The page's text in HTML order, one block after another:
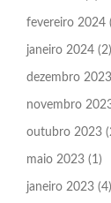
fevereiro 2024
janeiro 2024 (2)
dezembro 2023
novembro
outubro 2023
maio 2023 (1)
janeiro 2023 (4)